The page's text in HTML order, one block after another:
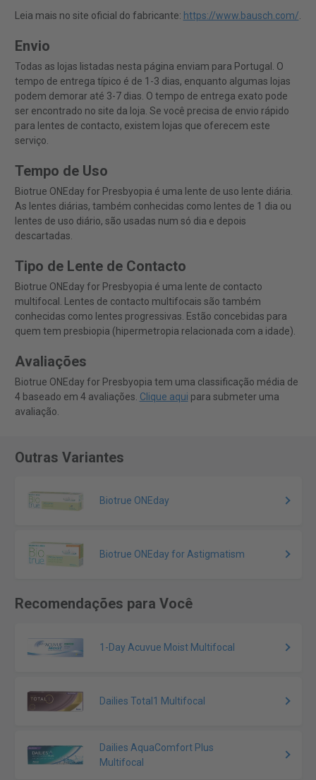
Leia mais no site oficial do fabricante: https://www.bausch.com/.
Envio
Todas as lojas listadas nesta página enviam para Portugal. O
tempo de entrega típico é de 1-3 dias, enquanto algumas lojas
podem demorar até 3-7 dias. O tempo de entrega exato pode
ser encontrado no site da loja. Se você precisa de envio rápido
para lentes de contacto, existem lojas que oferecem este
serviço.
Tempo de Uso
Biotrue ONEday for Presbyopia é uma lente de uso lente diária.
As lentes diárias, também conhecidas como lentes de 1 dia ou
lentes de uso diário, são usadas num só dia e depois
descartadas.
Tipo de Lente de Contacto
Biotrue ONEday for Presbyopia é uma lente de contacto
multifocal. Lentes de contacto multifocais são também
conhecidas como lentes progressivas. Estão concebidas para
quem tem presbiopia (hipermetropia relacionada com a idade).
Avaliações
Biotrue ONEday for Presbyopia tem uma classificação média de
4 baseado em 4 avaliações. Clique aqui para submeter uma
avaliação.
Outras Variantes
Biotrue ONEday
Biotrue ONEday for Astigmatism
Recomendações para Você
1-Day Acuvue Moist Multifocal
Dailies Total1 Multifocal
Dailies AquaComfort Plus
Multifocal